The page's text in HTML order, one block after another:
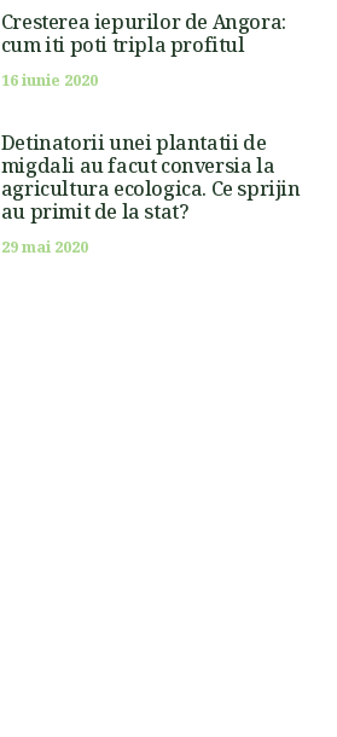
Cresterea iepurilor de Angora:
cum iti poti tripla profitul
16 iunie 2020
Detinatorii unei plantatii de
migdali au facut conversia la
agricultura ecologica. Ce sprijin
au primit de la stat?
29 mai 2020